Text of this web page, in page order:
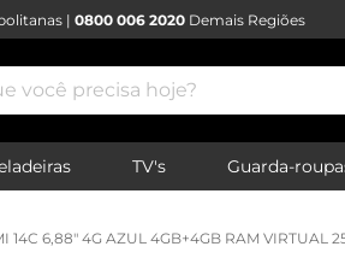
| 0800 006 2020 Demais Regiões
precisa hoje?
TV's Guarda-
14C 6,88" 4G AZUL 4GB+4GB RAM VIRTUAL